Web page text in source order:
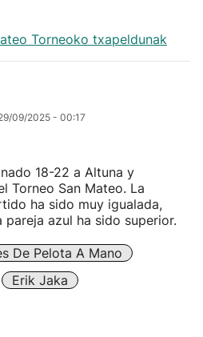
Torneoko txapeldunak
09/2025 - 00:17
18-22 a Altuna y
Torneo San Mateo. La
ha sido muy igualada,
azul ha sido superior.
De Pelota A Mano
Erik Jaka